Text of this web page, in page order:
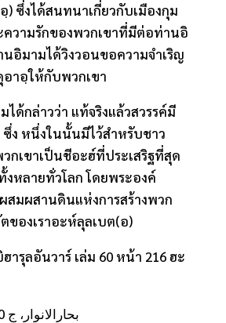
ซึ่งได้สนทนาเกี่ยวกับเมืองกุม
ความรักของพวกเขาที่มีต่อท่านอิ
อิมามได้วิงวอนขอความจำเริญ
าอฺให้กับพวกเขา
ด้กล่าวว่า แท้จริงแล้วสวรรค์มี
ง หนึ่งในนั้นมีไว้สำหรับชาว
วกเขาเป็นชีอะฮ์ที่ประเสริฐที่สุด
หลายทั่วโลก โดยพระองค์
สมผสานดินแห่งการสร้างพวก
ของเราอะห์ลุลเบต(อ)
ารุลอันวาร์ เล่ม 60 หน้า 216 ฮะ
بحارالانوار، ج 60، ص 216، ح 39